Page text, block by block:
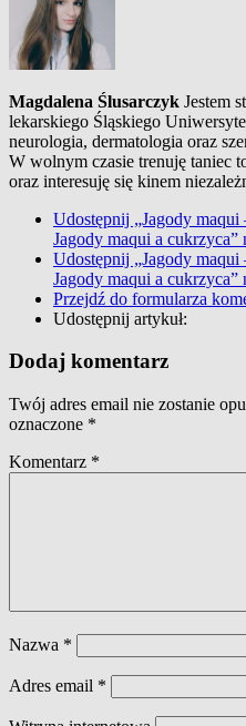
Magdalena Ślusarczyk Jestem
lekarskiego Śląskiego
neurologia, dermatologia oraz
W wolnym czasie trenuję taniec
oraz interesuję się kinem
Udostępnij „Jagody maqui
Jagody maqui a cukrzyca”
Udostępnij „Jagody maqui
Jagody maqui a cukrzyca”
Przejdź do formularza
Udostępnij artykuł:
Dodaj komentarz
Twój adres email nie zostanie
oznaczone *
Komentarz *
Nazwa *
Adres email *